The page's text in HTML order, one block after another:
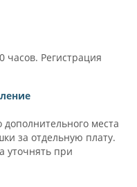
часов. Регистрация
места
за отдельную плату.
уточнять при